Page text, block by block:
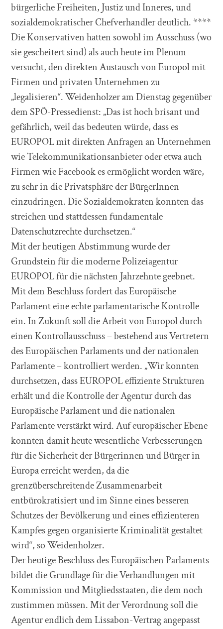
bürgerliche Freiheiten, Justiz und Inneres, und
sozialdemokratischer Chefverhandler deutlich. ****
Die Konservativen hatten sowohl im Ausschuss (wo
sie gescheitert sind) als auch heute im Plenum
versucht, den direkten Austausch von Europol mit
Firmen und privaten Unternehmen zu
„legalisieren“. Weidenholzer am Dienstag gegenüber
dem SPÖ-Pressedienst: „Das ist hoch brisant und
gefährlich, weil das bedeuten würde, dass es
EUROPOL mit direkten Anfragen an Unternehmen
wie Telekommunikationsanbieter oder etwa auch
Firmen wie Facebook es ermöglicht worden wäre,
zu sehr in die Privatsphäre der BürgerInnen
einzudringen. Die Sozialdemokraten konnten das
streichen und stattdessen fundamentale
Datenschutzrechte durchsetzen.“
Mit der heutigen Abstimmung wurde der
Grundstein für die moderne Polizeiagentur
EUROPOL für die nächsten Jahrzehnte geebnet.
Mit dem Beschluss fordert das Europäische
Parlament eine echte parlamentarische Kontrolle
ein. In Zukunft soll die Arbeit von Europol durch
einen Kontrollausschuss – bestehend aus Vertretern
des Europäischen Parlaments und der nationalen
Parlamente – kontrolliert werden. „Wir konnten
durchsetzen, dass EUROPOL effiziente Strukturen
erhält und die Kontrolle der Agentur durch das
Europäische Parlament und die nationalen
Parlamente verstärkt wird. Auf europäischer Ebene
konnten damit heute wesentliche Verbesserungen
für die Sicherheit der Bürgerinnen und Bürger in
Europa erreicht werden, da die
grenzüberschreitende Zusammenarbeit
entbürokratisiert und im Sinne eines besseren
Schutzes der Bevölkerung und eines effizienteren
Kampfes gegen organisierte Kriminalität gestaltet
wird“, so Weidenholzer.
Der heutige Beschluss des Europäischen Parlaments
bildet die Grundlage für die Verhandlungen mit
Kommission und Mitgliedsstaaten, die dem noch
zustimmen müssen. Mit der Verordnung soll die
Agentur endlich dem Lissabon-Vertrag angepasst